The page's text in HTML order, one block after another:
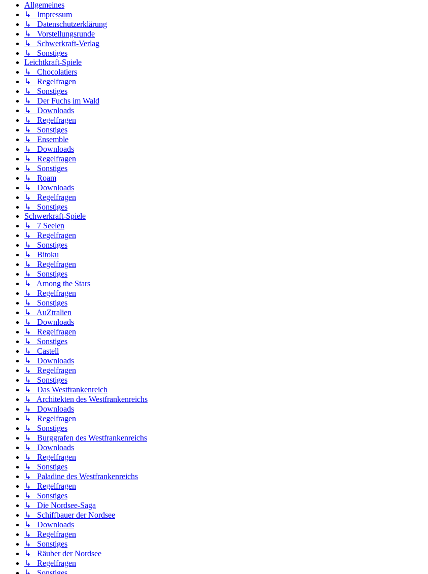
Allgemeines
↳ Impressum
↳ Datenschutzerklärung
↳ Vorstellungsrunde
↳ Schwerkraft-Verlag
↳ Sonstiges
Leichtkraft-Spiele
↳ Chocolatiers
↳ Regelfragen
↳ Sonstiges
↳ Der Fuchs im Wald
↳ Downloads
↳ Regelfragen
↳ Sonstiges
↳ Ensemble
↳ Downloads
↳ Regelfragen
↳ Sonstiges
↳ Roam
↳ Downloads
↳ Regelfragen
↳ Sonstiges
Schwerkraft-Spiele
↳ 7 Seelen
↳ Regelfragen
↳ Sonstiges
↳ Bitoku
↳ Regelfragen
↳ Sonstiges
↳ Among the Stars
↳ Regelfragen
↳ Sonstiges
↳ AuZtralien
↳ Downloads
↳ Regelfragen
↳ Sonstiges
↳ Castell
↳ Downloads
↳ Regelfragen
↳ Sonstiges
↳ Das Westfrankenreich
↳ Architekten des Westfrankenreichs
↳ Downloads
↳ Regelfragen
↳ Sonstiges
↳ Burggrafen des Westfrankenreichs
↳ Downloads
↳ Regelfragen
↳ Sonstiges
↳ Paladine des Westfrankenreichs
↳ Regelfragen
↳ Sonstiges
↳ Die Nordsee-Saga
↳ Schiffbauer der Nordsee
↳ Downloads
↳ Regelfragen
↳ Sonstiges
↳ Räuber der Nordsee
↳ Regelfragen